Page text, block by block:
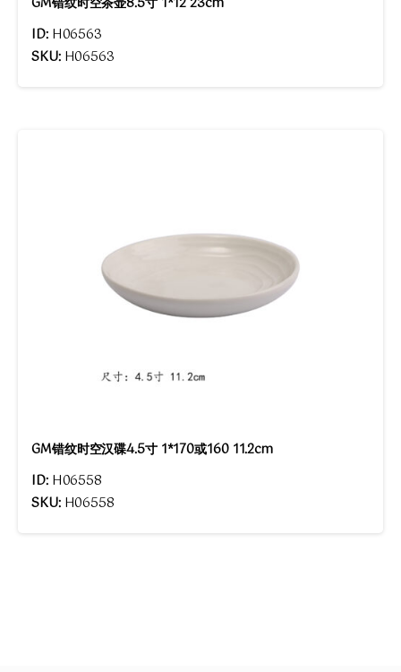
ID: H06563
SKU: H06563
GM错纹时空汉碟4.5寸 1*170或160 11.2cm
ID: H06558
SKU: H06558